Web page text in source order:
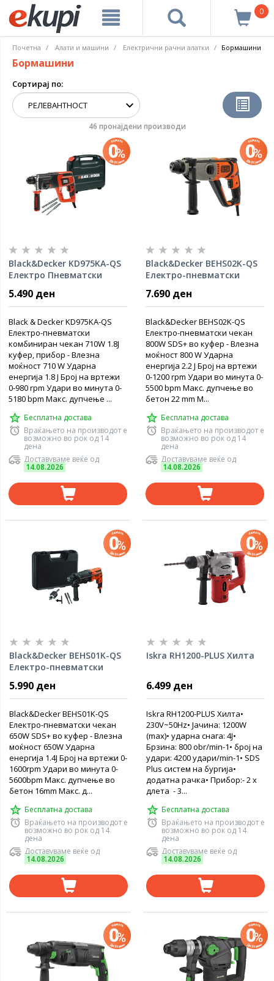
0
Почетна Алати и машини Електрични рачни алатки Бормашини
Бормашини
Сортирај по:
46 пронајдени производи
Black&Decker KD975KA-QS
Електро Пневматски
5.490 ден
Black & Decker KD975KA-QS
Електро-пневматски
комбиниран чекан 710W 1.8J
куфер, прибор - Влезна
моќност 710 W Ударна
енергија 1.8 Ј Број на вртежи
0-980 rpm Удари во минута 0-
5180 bpm Макс. дупчење ...
Бесплатна достава
Враќањето на производот е
возможно во рок од 14
дена
Доставуваме веќе од
14.08.2026
Black&Decker BEHS02K-QS
Електро-пневматски
7.690 ден
Black&Decker BEHS02K-QS
Електро-пневматски чекан
800W SDS+ во куфер - Влезна
моќност 800 W Ударна
енергија 2.2 Ј Број на вртежи
0-1200 rpm Удари во минута 0-
5500 bpm Макс. дупчење во
бетон 22 mm М...
Бесплатна достава
Враќањето на производот е
возможно во рок од 14
дена
Доставуваме веќе од
14.08.2026
Black&Decker BEHS01K-QS
Електро-пневматски
5.990 ден
Black&Decker BEHS01K-QS
Електро-пневматски чекан
650W SDS+ во куфер - Влезна
моќност 650W Ударна
енергија 1.4Ј Број на вртежи 0-
1600rpm Удари во минута 0-
5600bpm Макс. дупчење во
бетон 16mm Макс. д...
Бесплатна достава
Враќањето на производот е
возможно во рок од 14
дена
Доставуваме веќе од
14.08.2026
Iskra RH1200-PLUS Хилта
6.499 ден
Iskra RH1200-PLUS Хилта•
230V~50Hz• Јачина: 1200W
(max)• ударна снага: 4J•
Брзина: 800 obr/min-1• број на
удари: 4200 удари/min-1• SDS
Plus систем на бургија•
додатна рачка• Прибор:- 2 x
длета - 3...
Бесплатна достава
Враќањето на производот е
возможно во рок од 14
дена
Доставуваме веќе од
14.08.2026